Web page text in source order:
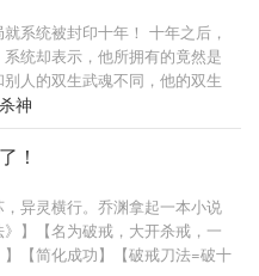
系统被封印十年！ 十年之后，
统却表示，他所拥有的竟然是
人的双生武魂不同，他的双生
，可以随时转换形态的。 本以
雷霆白龙。 却不想，龙还能转
本书又名（斗罗之我的双生武
优秀后辈）
神
！
异灵横行。乔渊拿起一本小说
》】【名为破戒，大开杀戒，一
【简化成功】【破戒刀法=破十